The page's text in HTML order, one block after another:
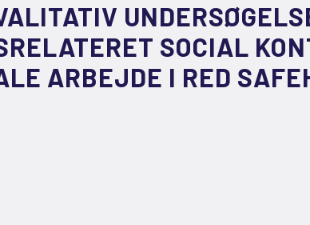
SOCIAL
ARBEJDE I RED